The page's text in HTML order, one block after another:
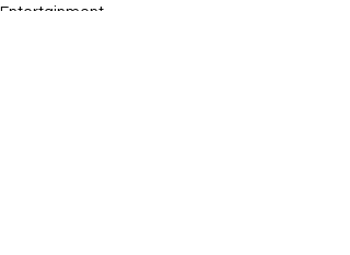
Entertainment